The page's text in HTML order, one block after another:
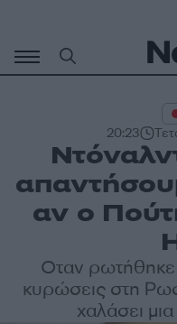
περιεχόμενο
20:23
αν ο
Οταν ρωτήθηκε
κυρώσεις στη
χαλάσει